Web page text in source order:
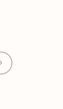
次